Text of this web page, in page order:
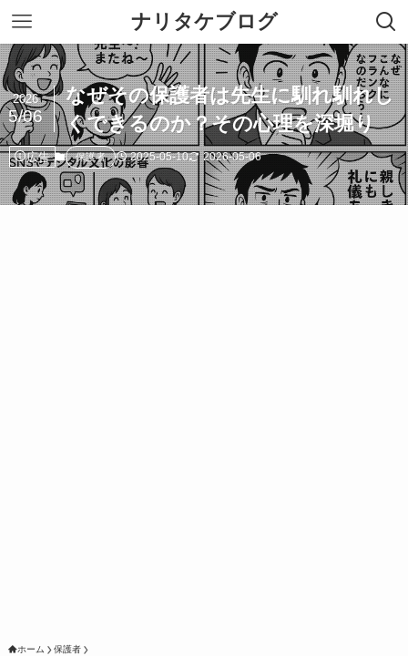
ナリタケブログ
なぜその保護者は先生に馴れ馴れし
くできるのか？その心理を深堀り
2026
5/06
広告 保護者 2025-05-10 2026-05-06
ホーム 保護者